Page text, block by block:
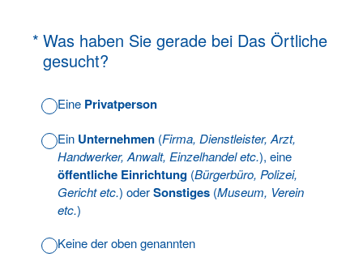
* Was haben Sie gerade bei Das Örtliche
gesucht?
(Erforderlich.)
Eine Privatperson
Ein Unternehmen (Firma, Dienstleister, Arzt,
Handwerker, Anwalt, Einzelhandel etc.), eine
öffentliche Einrichtung (Bürgerbüro, Polizei,
Gericht etc.) oderSonstiges (Museum, Verein
etc.)
Keine der oben genannten